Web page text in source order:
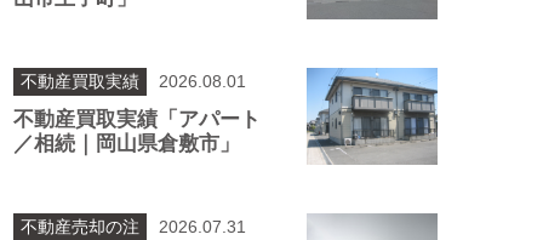
不動産買取実績 2026.08.01
不動産買取実績「アパート
／相続｜岡山県倉敷市」
不動産売却の注
2026.07.31